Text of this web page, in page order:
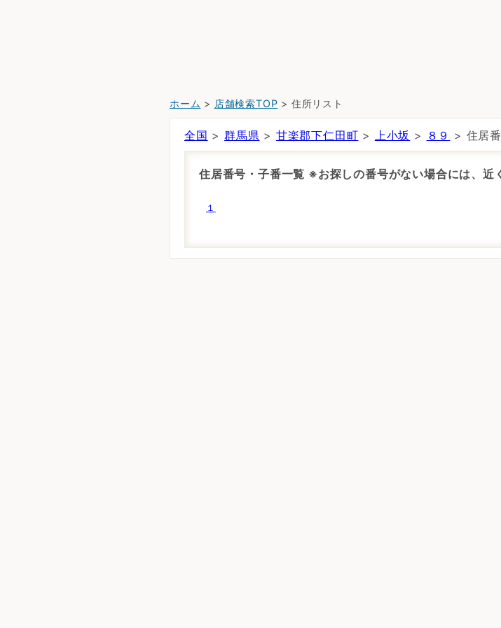
ホーム > 店舗検索TOP > 住所リスト
全国 >群馬県 > 甘楽郡下仁田町 > 上小坂 > ８９ > 住居
住居番号・子番一覧 ※お探しの番号がない場合には、近
１